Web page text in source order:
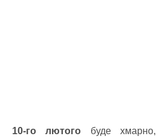
10-го лютого буде хмарно,